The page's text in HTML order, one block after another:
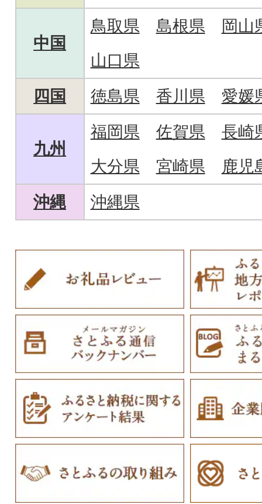
中国
鳥取県 島根県
岡山
山口県
四国
徳島県 香川県 愛媛
九州
福岡県 佐賀県
長崎
大分県
宮崎県
鹿児
沖縄
沖縄県